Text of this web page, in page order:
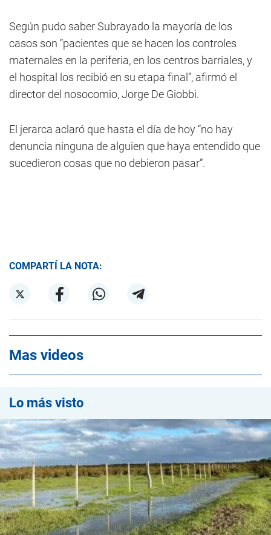
Según pudo saber Subrayado la mayoría de los
casos son “pacientes que se hacen los controles
maternales en la periferia, en los centros barriales, y
el hospital los recibió en su etapa final”, afirmó el
director del nosocomio, Jorge De Giobbi.
El jerarca aclaró que hasta el día de hoy “no hay
denuncia ninguna de alguien que haya entendido que
sucedieron cosas que no debieron pasar”.
COMPARTÍ LA NOTA:
Mas videos
Lo más visto